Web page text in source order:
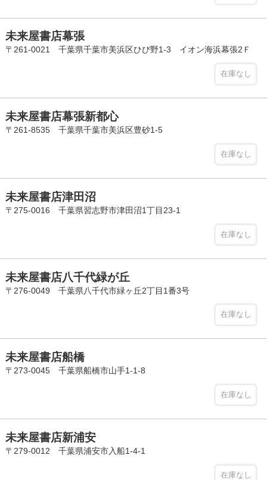
未来屋書店幕張
〒261-0021 千葉県千葉市美浜区ひび野1-3 イオン海浜幕張2Ｆ
在庫なし
未来屋書店幕張新都心
〒261-8535 千葉県千葉市美浜区豊砂1-5
在庫なし
未来屋書店津田沼
〒275-0016 千葉県習志野市津田沼1丁目23-1
在庫なし
未来屋書店八千代緑が丘
〒276-0049 千葉県八千代市緑ヶ丘2丁目1番3号
在庫なし
未来屋書店船橋
〒273-0045 千葉県船橋市山手1-1-8
在庫なし
未来屋書店新浦安
〒279-0012 千葉県浦安市入船1-4-1
在庫なし